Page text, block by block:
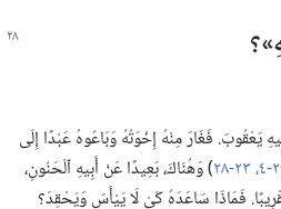
يَعْقُوبَ.‏ فَغَارَ مِنْهُ إِخْوَتُهُ وَبَاعُوهُ عَبْدًا إِلَى
‏)‏ وَهُنَاكَ،‏ بَعِيدًا عَنْ أَبِيهِ ٱلْحَنُونِ،‏